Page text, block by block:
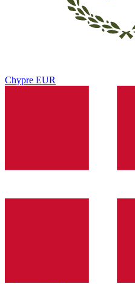
Chypre EUR